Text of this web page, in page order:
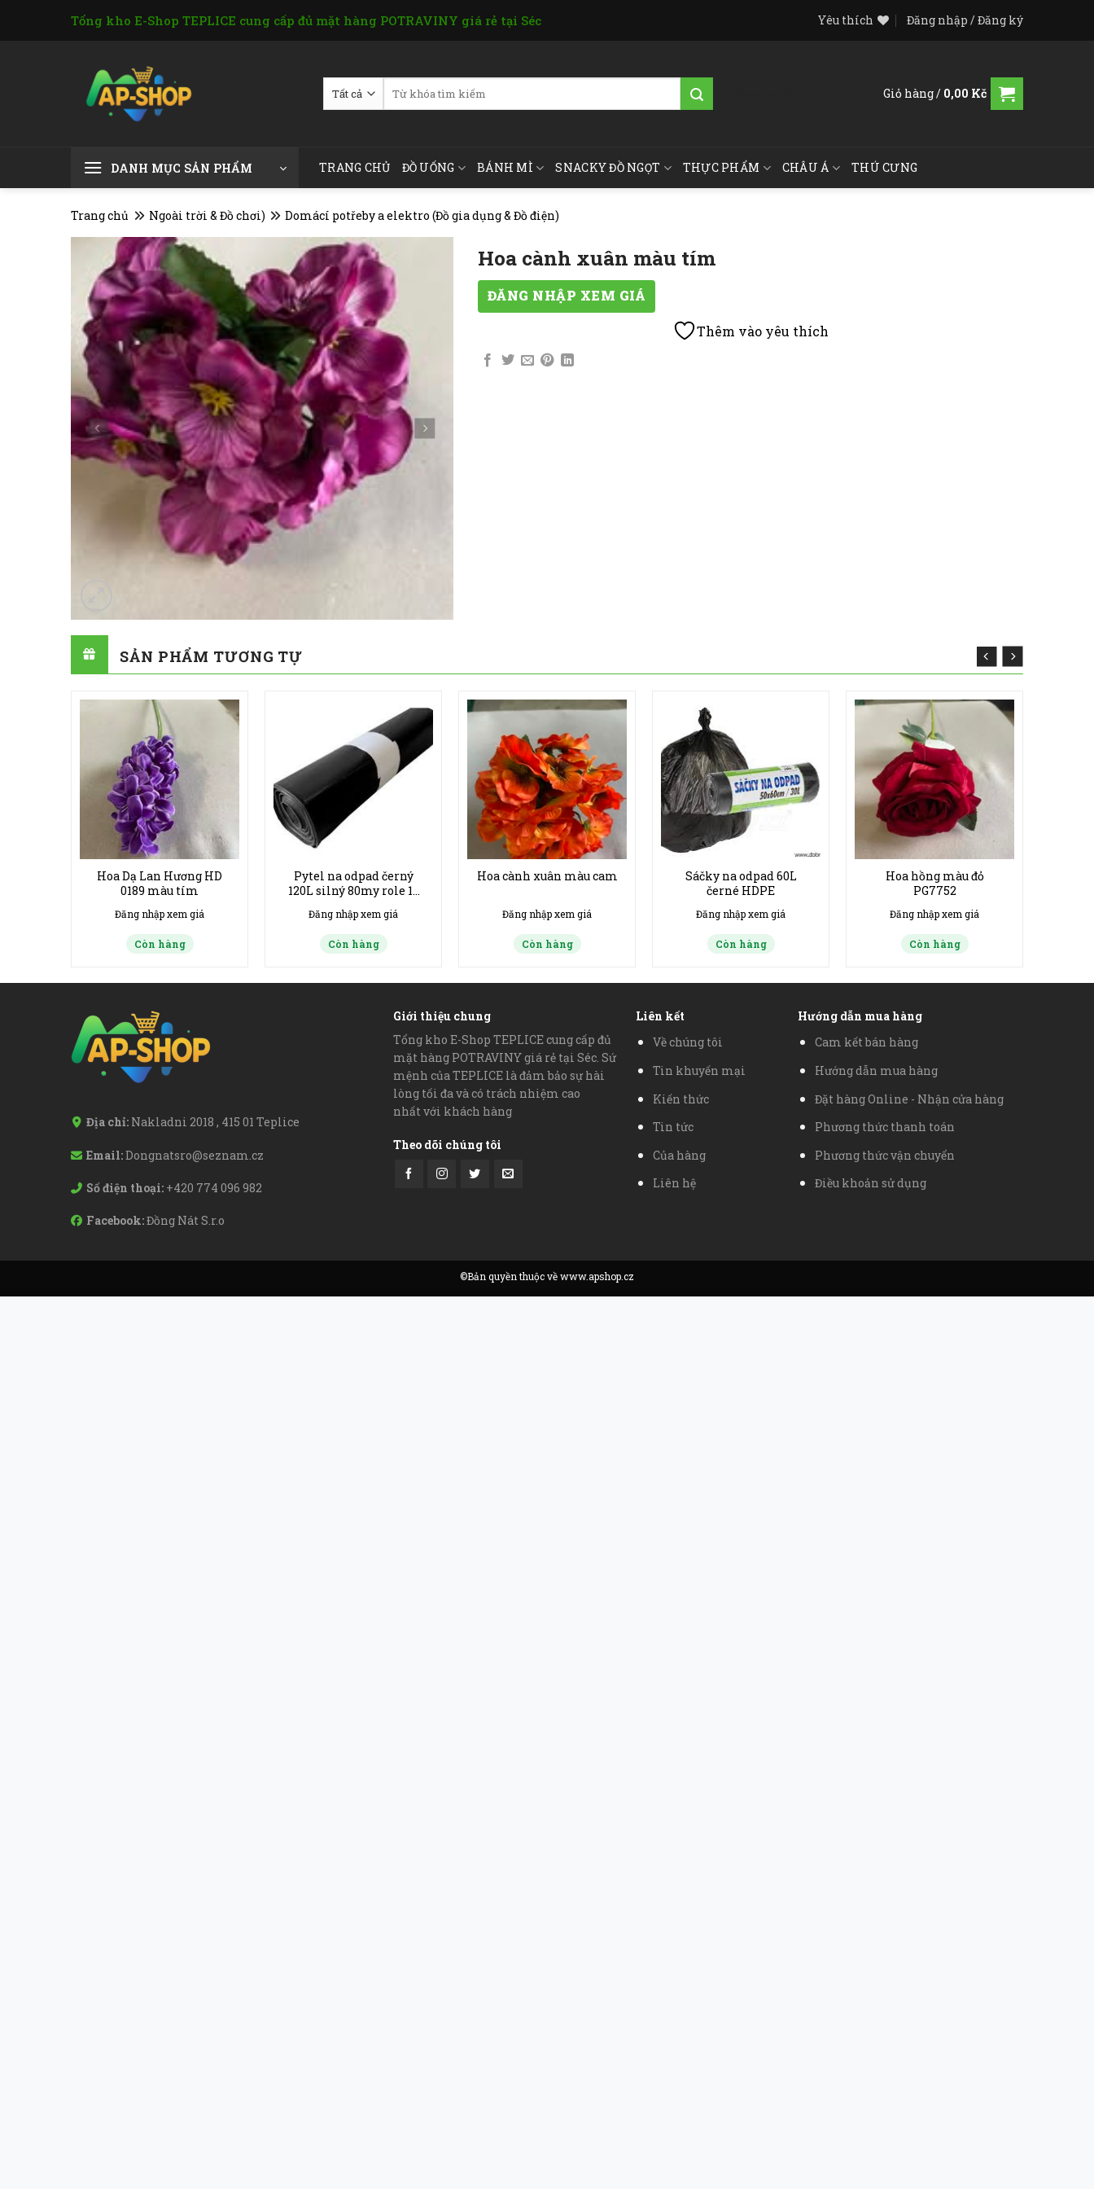
Tổng kho E-Shop TEPLICE cung cấp đủ mặt hàng POTRAVINY giá rẻ tại Séc Yêu thích Đăng nhập / Đăng ký
kiếm:
Giỏ hàng / 0,00 Kč
DANH MỤC SẢN PHẨM TRANG CHỦ ĐỒ UỐNG BÁNH MÌ SNACKY ĐỒ NGỌT THỰC PHẨM CHÂU Á THÚ CƯNG
Trang chủ Ngoài trời & Đồ chơi) Domácí potřeby a elektro (Đồ gia dụng & Đồ điện)
Hoa cành xuân màu tím
ĐĂNG NHẬP XEM GIÁ
Thêm vào yêu thích
SẢN PHẨM TƯƠNG TỰ
Hoa Dạ Lan Hương HD
0189 màu tím
Đăng nhập xem giá
Còn hàng
Pytel na odpad černý
120L silný 80my role 15
Đăng nhập xem giá
Còn hàng
Hoa cành xuân màu cam
Đăng nhập xem giá
Còn hàng
Sáčky na odpad 60L
černé HDPE
Đăng nhập xem giá
Còn hàng
Hoa hồng màu đỏ
PG7752
Đăng nhập xem giá
Còn hàng
Địa chỉ: Nakladni 2018 , 415 01 Teplice
Email:Dongnatsro@seznam.cz
Số điện thoại: +420 774 096 982
Facebook:Đồng Nát S.r.o
Giới thiệu chung
Tổng kho E-Shop TEPLICE cung cấp đủ
mặt hàng POTRAVINY giá rẻ tại Séc. Sứ
mệnh của TEPLICE là đảm bảo sự hài
lòng tối đa và có trách nhiệm cao
nhất với khách hàng
Theo dõi chúng tôi
Liên kết
Về chúng tôi
Tin khuyến mại
Kiến thức
Tin tức
Của hàng
Liên hệ
Hướng dẫn mua hàng
Cam kết bán hàng
Hướng dẫn mua hàng
Đặt hàng Online - Nhận cửa hàng
Phương thức thanh toán
Phương thức vận chuyển
Điều khoản sử dụng
©Bản quyền thuộc về www.apshop.cz